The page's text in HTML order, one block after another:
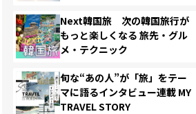
Next韓国旅 次の韓国旅行が
もっと楽しくなる 旅先・グル
メ・テクニック
旬な“あの人”が「旅」をテー
マに語るインタビュー連載 MY
TRAVEL STORY